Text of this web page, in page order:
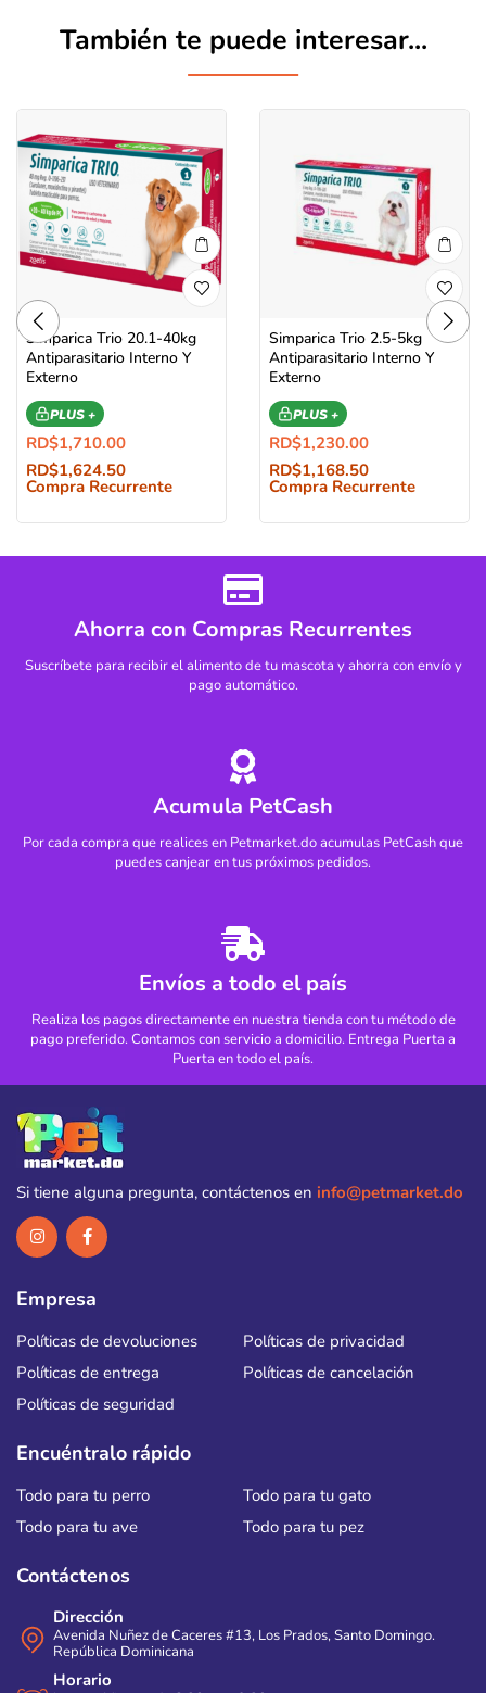
También te puede interesar...
Simparica Trio 20.1-40kg
Antiparasitario Interno Y
Externo
PLUS +
RD$1,710.00
RD$1,624.50
Compra Recurrente
Simparica Trio 2.5-5kg
Antiparasitario Interno Y
Externo
PLUS +
RD$1,230.00
RD$1,168.50
Compra Recurrente
Ahorra con Compras Recurrentes
Suscríbete para recibir el alimento de tu mascota y ahorra con envío y
pago automático.
Acumula PetCash
Por cada compra que realices en Petmarket.do acumulas PetCash que
puedes canjear en tus próximos pedidos.
Envíos a todo el país
Realiza los pagos directamente en nuestra tienda con tu método de
pago preferido. Contamos con servicio a domicilio. Entrega Puerta a
Puerta en todo el país.
Si tiene alguna pregunta, contáctenos en info@petmarket.do
Empresa
Políticas de devoluciones
Políticas de privacidad
Políticas de entrega
Políticas de cancelación
Políticas de seguridad
Encuéntralo rápido
Todo para tu perro
Todo para tu gato
Todo para tu ave
Todo para tu pez
Contáctenos
Dirección
Avenida Nuñez de Caceres #13, Los Prados, Santo Domingo.
República Dominicana
Horario